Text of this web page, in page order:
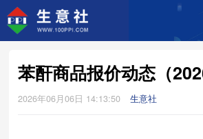
苯酐商品报价动态（
2026年06月06日 14:13:50 生意社